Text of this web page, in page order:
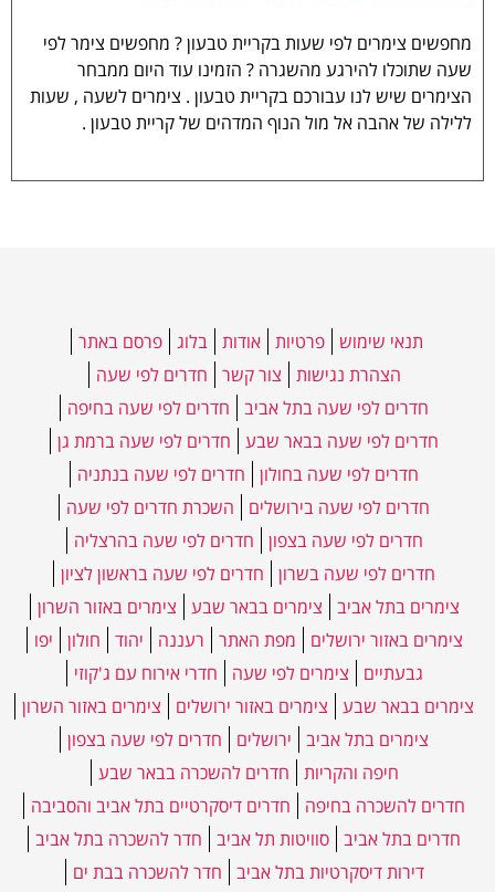
מחפשים צימרים לפי שעות בקריית טבעון ? מחפשים צימר לפי
שעה שתוכלו להירגע מהשגרה ? הזמינו עוד היום ממבחר
הצימרים שיש לנו עבורכם בקריית טבעון . צימרים לשעה , שעות
ללילה של אהבה אל מול הנוף המדהים של קריית טבעון .
תנאי שימוש פרטיות אודות בלוג
פרסם באתר
הצהרת נגישות
צור קשר
חדרים לפי שעה
חדרים לפי שעה בתל אביב
חדרים לפי שעה בחיפה
חדרים לפי שעה בבאר שבע
חדרים לפי שעה ברמת גן
חדרים לפי שעה בחולון
חדרים לפי שעה בנתניה
חדרים לפי שעה בירושלים
השכרת חדרים לפי שעה
חדרים לפי שעה בצפון
חדרים לפי שעה בהרצליה
חדרים לפי שעה בשרון
חדרים לפי שעה בראשון לציון
צימרים בתל אביב
צימרים בבאר שבע
צימרים באזור השרון
צימרים באזור ירושלים
מפת האתר רעננה יהוד חולון
יפו
גבעתיים
צימרים לפי שעה
חדרי אירוח עם ג'קוזי
צימרים בבאר שבע
צימרים באזור ירושלים
צימרים באזור השרון
צימרים בתל אביב
ירושלים
חדרים לפי שעה בצפון
חיפה והקריות
חדרים להשכרה בבאר שבע
חדרים להשכרה בחיפה
חדרים דיסקרטיים בתל אביב והסביבה
חדרים בתל אביב סוויטות תל אביב
חדר להשכרה בתל אביב
דירות דיסקרטיות בתל אביב
חדר להשכרה בבת ים